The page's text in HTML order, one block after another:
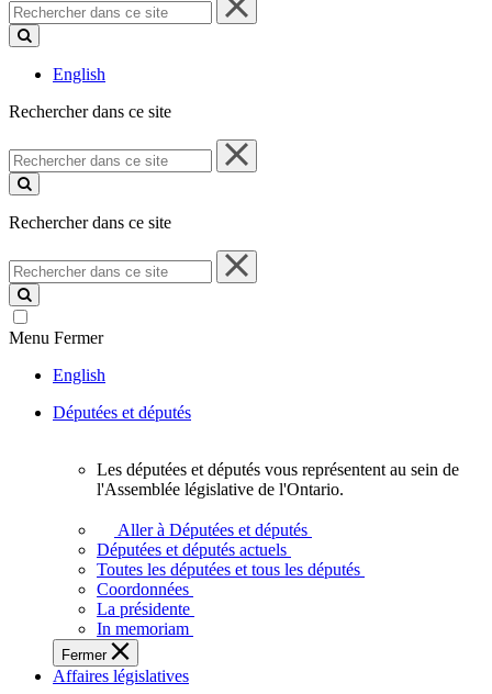
dans
ce
English
Rechercher dans ce site
Rechercher
dans
ce
Rechercher dans ce site
Rechercher
dans
ce
site
Menu Fermer
English
Députées et députés
députés
vous
représentent
sein
de
l'Assemblée
législative
Les députées et députés vous représentent au sein de
l'Assemblée législative de l'Ontario.
Aller à Députées et députés
Députées et députés actuels
Toutes les députées et tous les députés
Coordonnées
La présidente
In memoriam
Fermer
Affaires législatives